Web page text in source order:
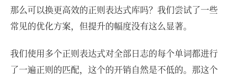
那么可以换更高效的正则表达式库吗？我们尝试了一些
常见的优化方案，但提升的幅度没有这么显著。
我们使用多个正则表达式对全部日志的每个单词都进行
了一遍正则的匹配，这个的开销自然是不低的。那这个